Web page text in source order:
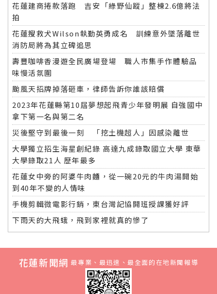
花蓮建商捲款落跑 吉安「綠野仙蹤」整棟2.6億將法
拍
花蓮搜救犬Wilson執勤英勇成名 訓練意外墜落離世
消防局將為其立碑追思
壽豐咖啡香漫遊全民廣場登場 職人市集手作體驗品
味慢活氛圍
颱風天招牌掉落砸車，律師告訴你誰該賠償
2023年花蓮縣第10屆夢想起飛青少年發明展 自強國中
拿下第一名與第二名
災後堅守到最後一刻 「挖土機超人」因感染離世
大學獨立招生海星創紀錄 高達九成錄取國立大學 東華
大學錄取21人 歷年最多
花蓮女中旁的阿婆牛肉麵，從一碗20元的牛肉湯開始
到40年不變的人情味
手機剪輯微電影行銷，東台灣記協開班授課獲好評
下雨天的大飛蛾，飛到家裡就真的慘了
花蓮新聞網 最專業、最迅速、最全面的在地新聞報導